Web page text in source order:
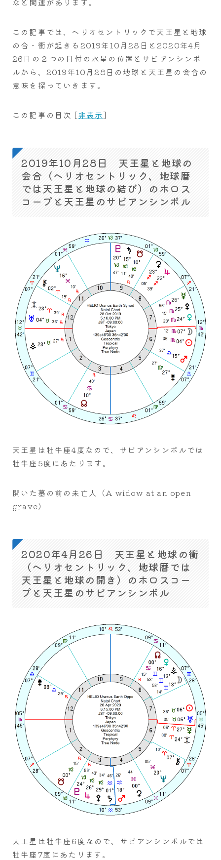
この記事では、ヘリオセントリックで天王星と地球
の合・衝が起きる2019年10月28日と2020年4月
26日の２つの日付の水星の位置とサビアンシンボ
ルから、2019年10月28日の地球と天王星の会合の
意味を探っていきます。
この記事の目次 [非表示]
2019年10月28日 天王星と地球の
会合（ヘリオセントリック、地球暦
では天王星と地球の結び）のホロス
コープと天王星のサビアンシンボル
天王星は牡牛座4度なので、サビアンシンボルでは
牡牛座5度にあたります。
開いた墓の前の未亡人（A widow at an open
grave）
2020年4月26日 天王星と地球の衝
（ヘリオセントリック、地球暦では
天王星と地球の開き）のホロスコー
プと天王星のサビアンシンボル
天王星は牡牛座6度なので、サビアンシンボルでは
牡牛座7度にあたります。